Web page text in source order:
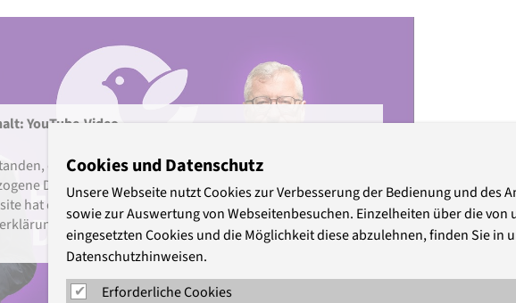
YouTube-Video
dass mir dieses externe Video angezeigt wird. Damit
Daten an Drittplattformen (Google) übermittelt. Der
hat darauf keinen Einfluss. Näheres dazu lesen Sie in
Sie können die Anzeige jederzeit wieder
Cookies und Datenschutz
Unsere Webseite nutzt Cookies zur Verbesserung der Bedienung und des
sowie zur Auswertung von Webseitenbesuchen. Einzelheiten über die von
eingesetzten Cookies und die Möglichkeit diese abzulehnen, finden Sie in
Datenschutzhinweisen.
Erforderliche Cookies